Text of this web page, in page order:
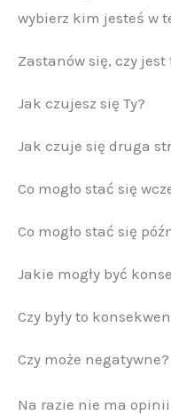
wybierz kim jesteś w
Zastanów się, czy
Jak czujesz się Ty?
Jak czuje się druga
Co mogło stać się
Co mogło stać się
Jakie mogły być
Czy były to
Czy może negatywne?
Na razie nie ma